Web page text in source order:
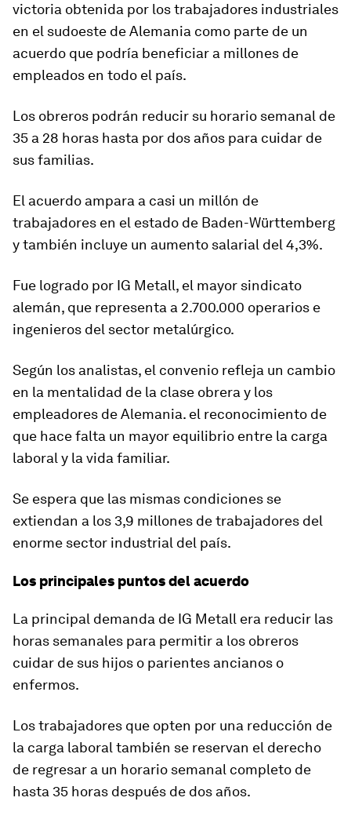
victoria obtenida por los trabajadores industriales
en el sudoeste de Alemania como parte de un
acuerdo que podría beneficiar a millones de
empleados en todo el país.
Los obreros podrán reducir su horario semanal de
35 a 28 horas hasta por dos años para cuidar de
sus familias.
El acuerdo ampara a casi un millón de
trabajadores en el estado de Baden-Württemberg
y también incluye un aumento salarial del 4,3%.
Fue logrado por IG Metall, el mayor sindicato
alemán, que representa a 2.700.000 operarios e
ingenieros del sector metalúrgico.
Según los analistas, el convenio refleja un cambio
en la mentalidad de la clase obrera y los
empleadores de Alemania. el reconocimiento de
que hace falta un mayor equilibrio entre la carga
laboral y la vida familiar.
Se espera que las mismas condiciones se
extiendan a los 3,9 millones de trabajadores del
enorme sector industrial del país.
Los principales puntos del acuerdo
La principal demanda de IG Metall era reducir las
horas semanales para permitir a los obreros
cuidar de sus hijos o parientes ancianos o
enfermos.
Los trabajadores que opten por una reducción de
la carga laboral también se reservan el derecho
de regresar a un horario semanal completo de
hasta 35 horas después de dos años.